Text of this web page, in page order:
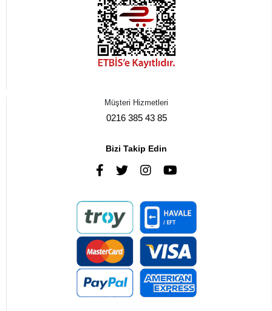
Müşteri Hizmetleri
0216 385 43 85
Bizi Takip Edin